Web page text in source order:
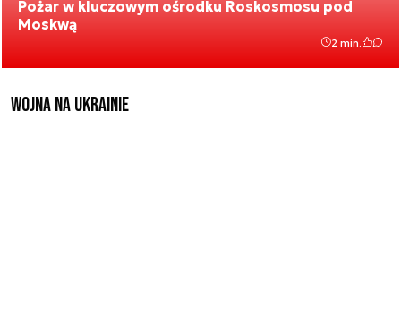
Pożar w kluczowym ośrodku Roskosmosu pod
Moskwą
2 min.
Wojna na Ukrainie